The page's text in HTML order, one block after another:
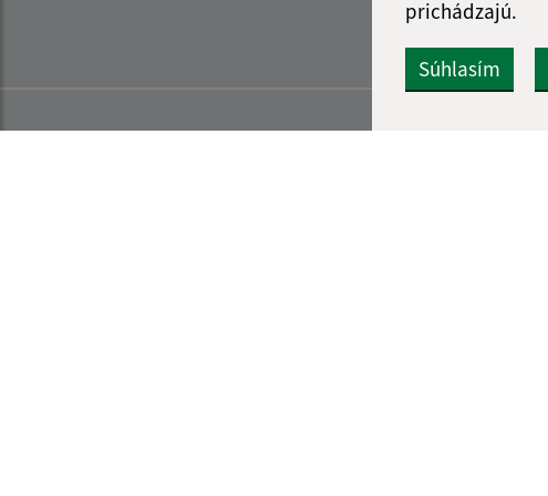
prichádzajú.
Súhlasím